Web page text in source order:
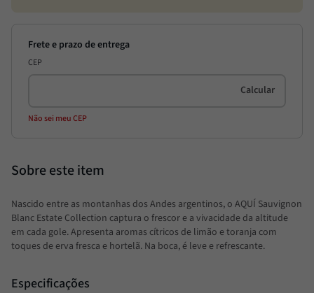
CEP
Não sei meu CEP
Nascido entre as montanhas dos Andes argentinos, o AQUÍ Sauvignon
Blanc Estate Collection captura o frescor e a vivacidade da altitude
em cada gole. Apresenta aromas cítricos de limão e toranja com
toques de erva fresca e hortelã. Na boca, é leve e refrescante.
Especificações